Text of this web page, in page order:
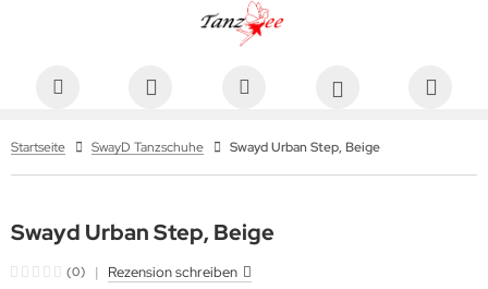
Startseite SwayD Tanzschuhe Swayd Urban Step, Beige
Swayd Urban Step, Beige
(0) | Rezension schreiben